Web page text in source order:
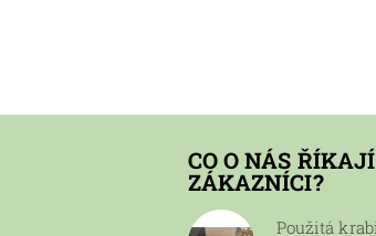
CO O NÁS ŘÍKAJÍ
ZÁKAZNÍCI?